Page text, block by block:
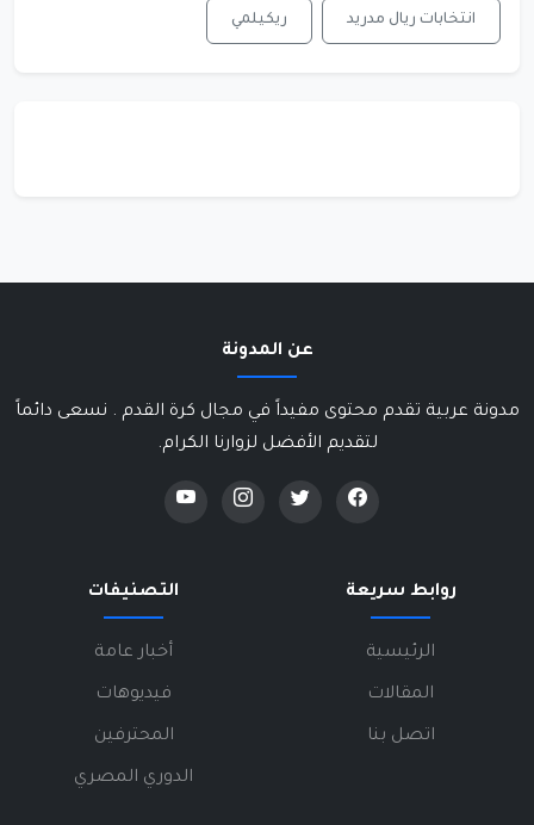
انتخابات ريال مدريد ريكيلمي
عن المدونة
مدونة عربية تقدم محتوى مفيداً في مجال كرة القدم . نسعى دائماً
لتقديم الأفضل لزوارنا الكرام.
روابط سريعة
الرئيسية
المقالات
اتصل بنا
التصنيفات
أخبار عامة
فيديوهات
المحترفين
الدوري المصري